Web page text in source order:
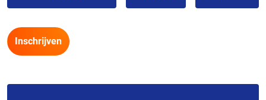
Inschrijven